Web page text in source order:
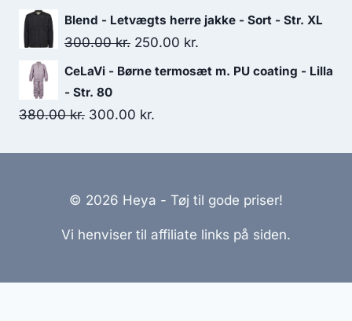
price
was:
price
is:
Blend - Letvægts herre jakke - Sort - Str. XL
300.00kr. Original
price
300.00 kr..
250.00 kr.
price
CeLaVi - Børne termosæt m. PU coating - Lilla
- Str. 80
380.00kr. Original
300.00 kr.
© 2026 Heya - Tøj til gode priser!
Vi henviser til affiliate links på siden.